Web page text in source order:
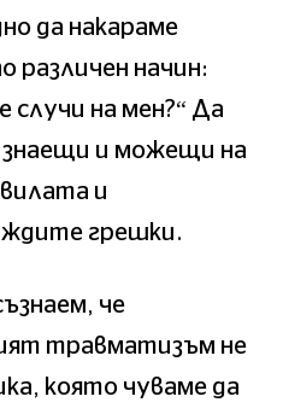
да накараме
различен начин:
случи на мен?“ Да
и можещи на
и
грешки.
че
травматизъм не
която чуваме да